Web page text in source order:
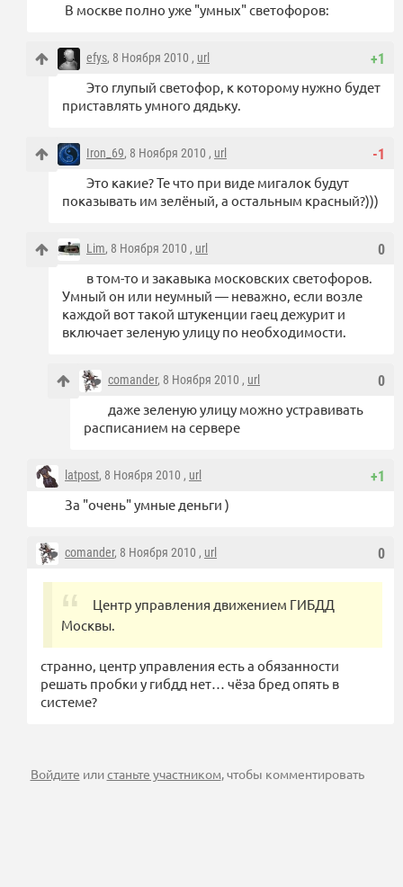
В москве полно уже "умных" светофоров:
+1
efys, 8 Ноября 2010 , url
Это глупый светофор, к которому нужно будет
приставлять умного дядьку.
-1
Iron_69, 8 Ноября 2010 , url
Это какие? Те что при виде мигалок будут
показывать им зелёный, а остальным красный?)))
0
Lim, 8 Ноября 2010 , url
в том-то и закавыка московских светофоров.
Умный он или неумный — неважно, если возле
каждой вот такой штукенции гаец дежурит и
включает зеленую улицу по необходимости.
0
comander, 8 Ноября 2010 , url
даже зеленую улицу можно устравивать
расписанием на сервере
+1
latpost, 8 Ноября 2010 , url
За "очень" умные деньги )
0
comander, 8 Ноября 2010 , url
Центр управления движением ГИБДД
Москвы.
странно, центр управления есть а обязанности
решать пробки у гибдд нет… чёза бред опять в
системе?
Войдите илистаньте участником, чтобы комментировать